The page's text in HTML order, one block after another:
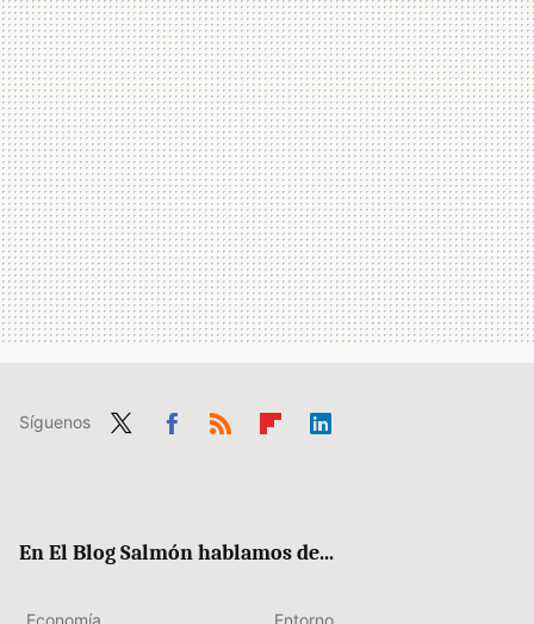
Síguenos
En El Blog Salmón hablamos de...
Economía Entorno